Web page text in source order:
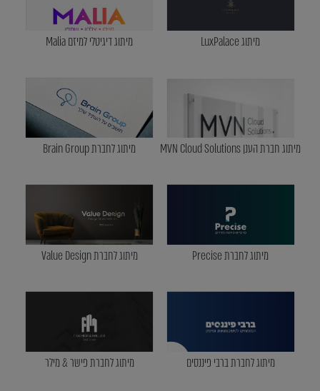
מיתוג LuxPalace מיתוג דיגיטלי למיזם Malia
מיתוג חברת הענן MVN Cloud Solutions מיתוג לחברת Brain Group
מיתוג לחברת Precise מיתוג לחברת Value Design
מיתוג לחברת ברבי פיננסים מיתוג לחברת פישר & מילר